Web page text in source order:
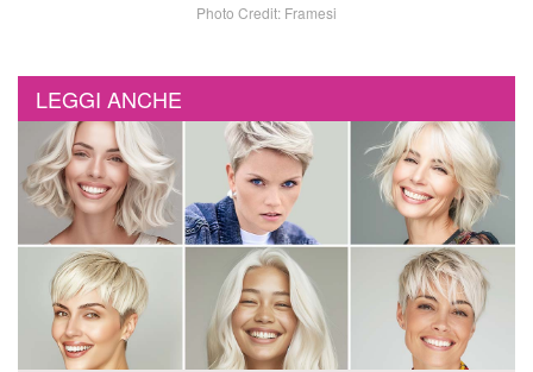
Photo Credit: Framesi
LEGGI ANCHE